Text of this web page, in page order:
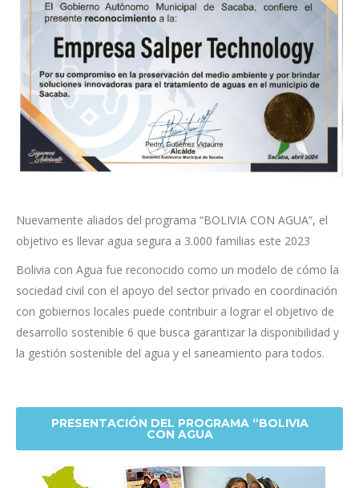
Nuevamente aliados del programa “BOLIVIA CON AGUA”, el
objetivo es llevar agua segura a 3.000 familias este 2023
Bolivia con Agua fue reconocido como un modelo de cómo la
sociedad civil con el apoyo del sector privado en coordinación
con gobiernos locales puede contribuir a lograr el objetivo de
desarrollo sostenible 6 que busca garantizar la disponibilidad y
la gestión sostenible del agua y el saneamiento para todos.
PRESENTACIÓN DEL PROGRAMA “BOLIVIA
CON AGUA